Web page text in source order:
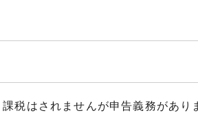
税はされませんが申告義務があり